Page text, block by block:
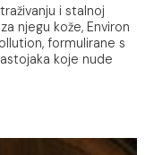
i stalnoj
njegu kože, Environ
formulirane s
koje nude